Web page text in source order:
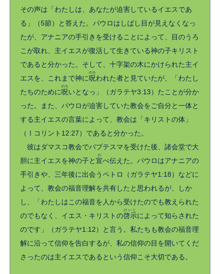
その声は「わたしは、あなたが迫害しているイエスであ
る」（5節）と答えた。パウロはしばし目が見えなくなっ
たが、アナニアの手引きを受けることによって、目のうろ
こが取れ、主イエスが復活して生きている神の子キリスト
であると分かった。そして、十字架の木にかけられた主イ
エスを、これまで神に呪
のろ
われた者と見ていたが、「わたし
たちのために呪
のろ
いとなっ」（ガラテヤ3:13）たことが分か
った。また、パウロが迫害していた教会をご自分と一体と
する主イエスの言葉によって、教会は「キリストの体」
（Ⅰコリント12:27）であると分かった。
彼はダマスコ教会でバプテスマを受けた後、諸会堂で大
胆に主イエスを神の子と宣
の
べ伝えた。パウロはアナニアの
手引きや、三年後に出会うペトロ（ガラテヤ1:18）などに
よって、教会の福音理解を共有したと思われるが、しか
し、「わたしはこの福音を人から受けたのでも教えられた
のでもなく、イエス・キリストの啓示
けいじ
によって知らされた
のです」（ガラテヤ1:12）と言う。私たちも教会の福音理
解に沿って信仰を告白するが、私の信仰の目を開いてくだ
さったのは主イエスであるという信仰こそ大切である。